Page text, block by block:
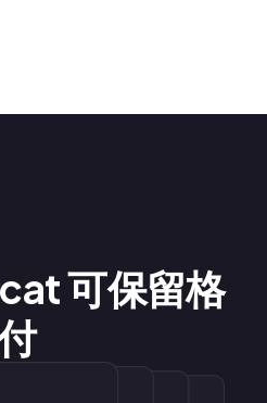
可保留格